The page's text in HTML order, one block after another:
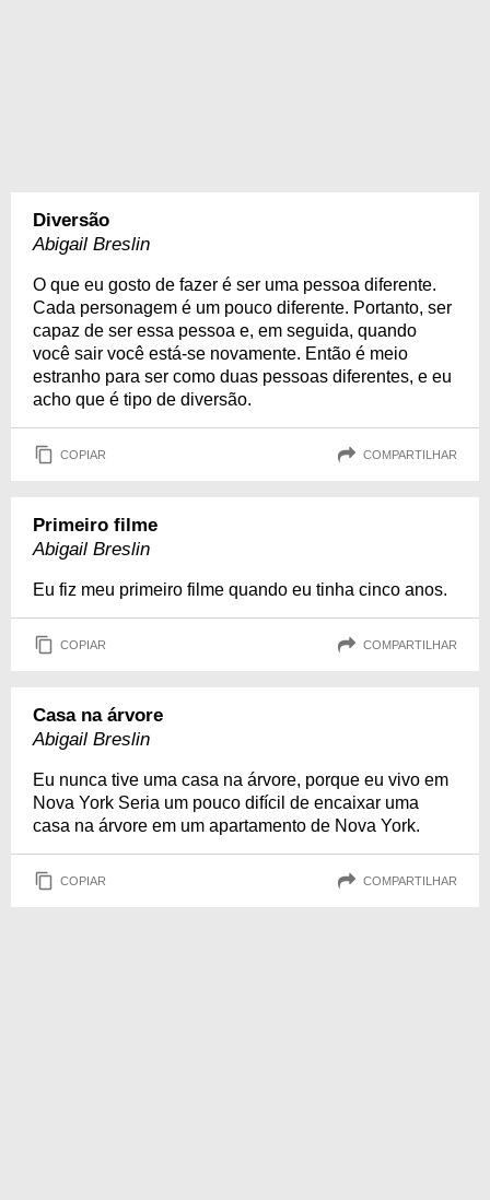
Diversão
Abigail Breslin
O que eu gosto de fazer é ser uma pessoa diferente.
Cada personagem é um pouco diferente. Portanto, ser
capaz de ser essa pessoa e, em seguida, quando
você sair você está-se novamente. Então é meio
estranho para ser como duas pessoas diferentes, e eu
acho que é tipo de diversão.
COPIAR COMPARTILHAR
Primeiro filme
Abigail Breslin
Eu fiz meu primeiro filme quando eu tinha cinco anos.
COPIAR COMPARTILHAR
Casa na árvore
Abigail Breslin
Eu nunca tive uma casa na árvore, porque eu vivo em
Nova York Seria um pouco difícil de encaixar uma
casa na árvore em um apartamento de Nova York.
COPIAR COMPARTILHAR